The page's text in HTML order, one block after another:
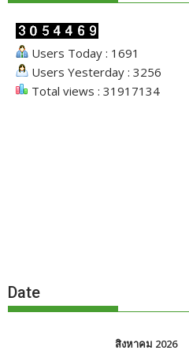
Users Today : 1691
Users Yesterday : 3256
Total views : 31917134
Date
สิงหาคม 2026